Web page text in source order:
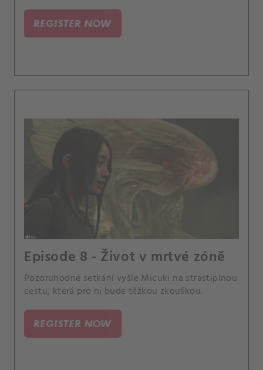
REGISTER NOW
Episode 8 - Život v mrtvé zóně
Pozoruhodné setkání vyšle Micuki na strastiplnou
cestu, která pro ni bude těžkou zkouškou.
REGISTER NOW